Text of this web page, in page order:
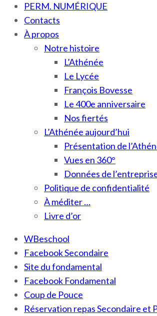
PERM. NUMÉRIQUE
Contacts
À propos
Notre histoire
L’Athénée
Le Lycée
François Bovesse
Le 400e anniversaire
Nos fiertés
L’Athénée aujourd’hui
Présentation de
Vues en 360°
Données de
Politique de confidentialité
À méditer …
Livre d’or
WBeschool
Facebook Secondaire
Site du fondamental
Facebook Fondamental
Coup de Pouce
Réservation repas Secondaire et